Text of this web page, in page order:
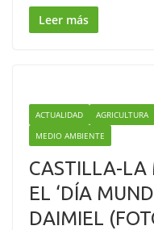
Leer más
ACTUALIDAD AGRICULTURA
MEDIO AMBIENTE
CASTILLA-LA
EL ‘DÍA
DAIMIEL